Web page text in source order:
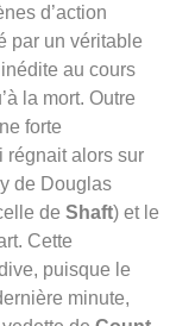
d’action
par un véritable
au cours
la mort. Outre
forte
régnait alors sur
de Douglas
de Shaft) et le
Cette
puisque le
minute,